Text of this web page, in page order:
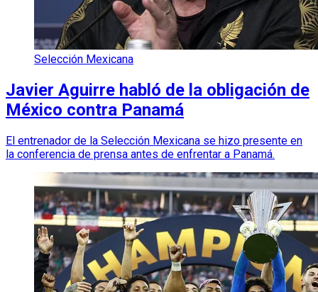
Selección Mexicana
Javier Aguirre habló de la obligación de
México contra Panamá
El entrenador de la Selección Mexicana se hizo presente en
la conferencia de prensa antes de enfrentar a Panamá.